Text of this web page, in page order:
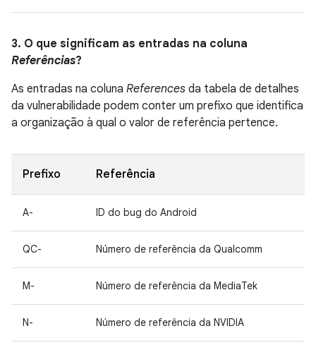
3. O que significam as entradas na coluna
Referências?
As entradas na coluna References da tabela de detalhes
da vulnerabilidade podem conter um prefixo que identifica
a organização à qual o valor de referência pertence.
Prefixo Referência
A- ID do bug do Android
QC- Número de referência da Qualcomm
M- Número de referência da MediaTek
N- Número de referência da NVIDIA